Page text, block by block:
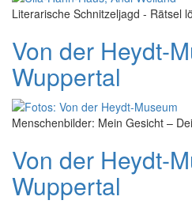
Literarische Schnitzeljagd - Rätsel
Von der Heydt-
Wuppertal
Menschenbilder: Mein Gesicht –
Von der Heydt-
Wuppertal